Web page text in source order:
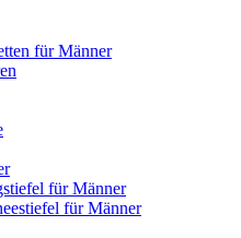
für Männer
für Männer
für Männer